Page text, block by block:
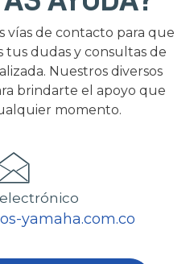
vías de contacto para que
tus dudas y consultas de
Nuestros diversos
brindarte el apoyo que
momento.
yamaha.com.co